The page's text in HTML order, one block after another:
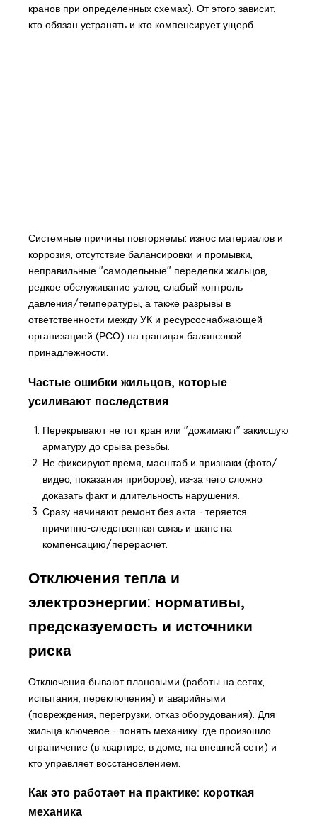
кранов при определенных схемах). От этого зависит,
кто обязан устранять и кто компенсирует ущерб.
Системные причины повторяемы: износ материалов и
коррозия, отсутствие балансировки и промывки,
неправильные "самодельные" переделки жильцов,
редкое обслуживание узлов, слабый контроль
давления/температуры, а также разрывы в
ответственности между УК и ресурсоснабжающей
организацией (РСО) на границах балансовой
принадлежности.
Частые ошибки жильцов, которые
усиливают последствия
Перекрывают не тот кран или "дожимают" закисшую
арматуру до срыва резьбы.
Не фиксируют время, масштаб и признаки (фото/
видео, показания приборов), из-за чего сложно
доказать факт и длительность нарушения.
Сразу начинают ремонт без акта - теряется
причинно-следственная связь и шанс на
компенсацию/перерасчет.
Отключения тепла и
электроэнергии: нормативы,
предсказуемость и источники
риска
Отключения бывают плановыми (работы на сетях,
испытания, переключения) и аварийными
(повреждения, перегрузки, отказ оборудования). Для
жильца ключевое - понять механику: где произошло
ограничение (в квартире, в доме, на внешней сети) и
кто управляет восстановлением.
Как это работает на практике: короткая
механика